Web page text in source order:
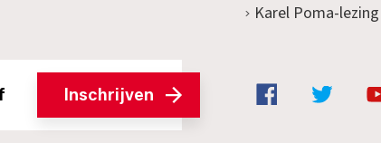
Karel Poma-lezing
Inschrijven